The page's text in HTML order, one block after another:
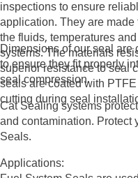
inspections to ensure
application. They are
the fluids, temperatures
systems. The materials
superior resistance to seal
seals are coated with
cutting during seal
Dimensions of our seal are
to ensure they fit properly
seal compression.
Cat Sealing systems
and contamination.
Seals.
Applications: